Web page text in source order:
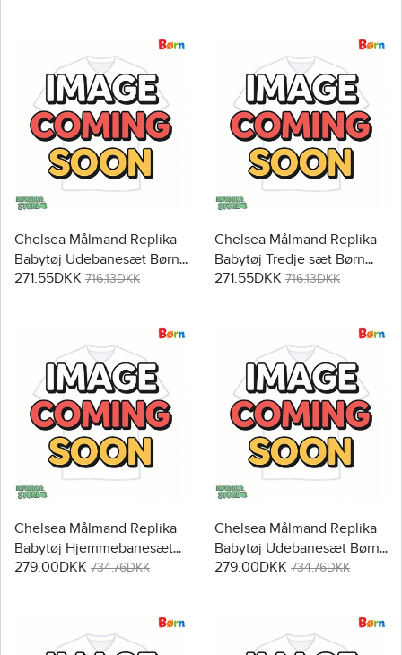
Chelsea Målmand Replika
Babytøj Udebanesæt Børn
2025-26 Kortærmet (+
271.55DKK 716.13DKK
Chelsea Målmand Replika
Babytøj Tredje sæt Børn
2025-26 Kortærmet (+
271.55DKK 716.13DKK
Chelsea Målmand Replika
Babytøj Hjemmebanesæt
Børn 2025-26 Langærmet
279.00DKK 734.76DKK
Chelsea Målmand Replika
Babytøj Udebanesæt Børn
2025-26 Langærmet (+
279.00DKK 734.76DKK